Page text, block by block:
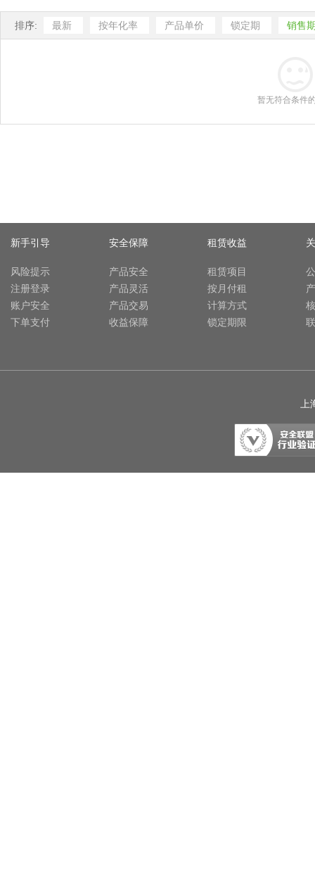
排序: 最新 按年化率 产品单价 锁定期 销售
暂无符合条件
新手引导
风险提示
注册登录
账户安全
下单支付
安全保障
产品安全
产品灵活
产品交易
收益保障
租赁收益
租赁项目
按月付租
计算方式
锁定期限